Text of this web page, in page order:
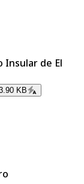
Insular de El
KB